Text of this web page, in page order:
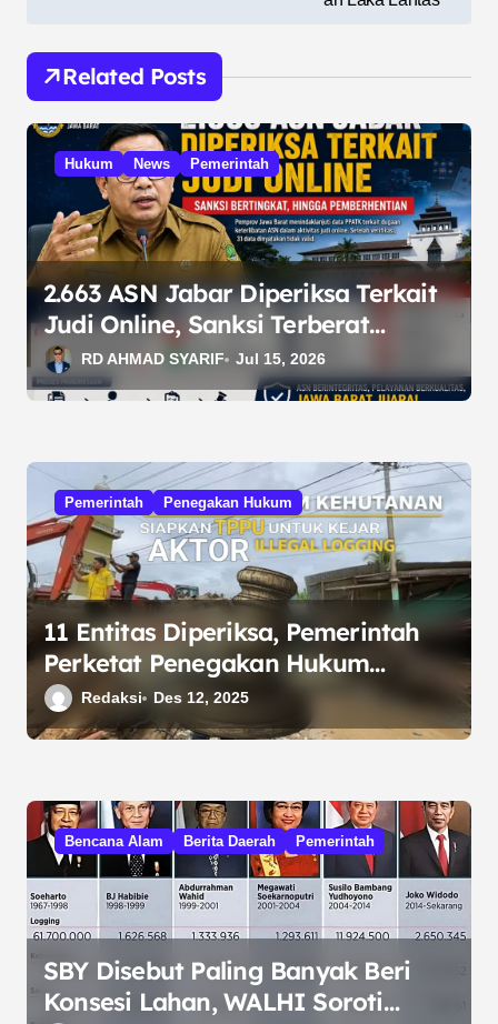
g
a
s
o
s
Related Posts
Hukum News Pemerintah
2.663 ASN Jabar Diperiksa Terkait
Judi Online, Sanksi Terberat
Berujung Pemberhentian
RD AHMAD SYARIF Jul 15, 2026
Pemerintah Penegakan Hukum
11 Entitas Diperiksa, Pemerintah
Perketat Penegakan Hukum
Kehutanan di Tapanuli Selatan
Redaksi Des 12, 2025
Bencana Alam Berita Daerah Pemerintah
SBY Disebut Paling Banyak Beri
Konsesi Lahan, WALHI Soroti